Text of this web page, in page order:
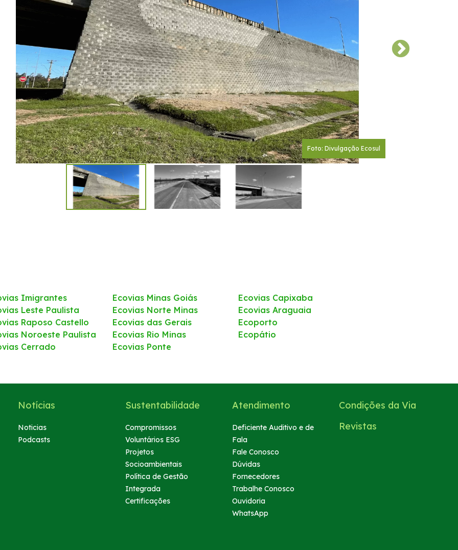
Foto: Divulgação Ecosul
Imigrantes
Leste Paulista
Raposo Castello
Noroeste Paulista
Cerrado
Ecovias Minas Goiás
Ecovias Norte Minas
Ecovias das Gerais
Ecovias Rio Minas
Ecovias Ponte
Ecovias Capixaba
Ecovias Araguaia
Ecoporto
Ecopátio
Notícias
Noticias
Podcasts
Sustentabilidade
Compromissos
Voluntários ESG
Projetos
Socioambientais
Política de Gestão
Integrada
Certificações
Atendimento
Deficiente Auditivo e de
Fala
Fale Conosco
Dúvidas
Fornecedores
Trabalhe Conosco
Ouvidoria
WhatsApp
Condições da Via
Revistas